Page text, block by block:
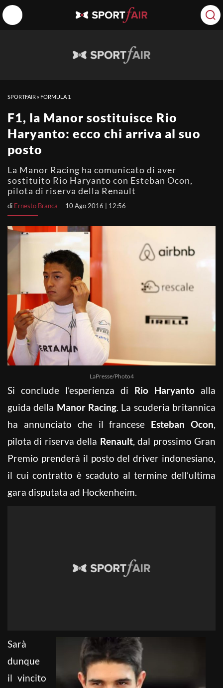
SPORTFAIR » FORMULA 1
F1, la Manor sostituisce Rio
Haryanto: ecco chi arriva al suo
posto
La Manor Racing ha comunicato di aver
sostituito Rio Haryanto con Esteban Ocon,
pilota di riserva della Renault
di Ernesto Branca 10 Ago 2016 | 12:56
LaPresse/Photo4
Si conclude l’esperienza di Rio Haryanto alla
guida della Manor Racing. La scuderia britannica
ha annunciato che il francese Esteban Ocon,
pilota di riserva della Renault, dal prossimo Gran
Premio prenderà il posto del driver indonesiano,
il cui contratto è scaduto al termine dell’ultima
gara disputata ad Hockenheim.
Sarà
dunque
il vincito